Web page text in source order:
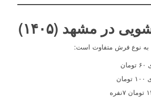
در مشهد (۱۴۰۵)
به نوع فرش متفاوت است: